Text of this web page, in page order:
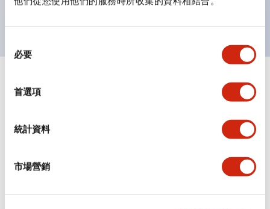
必要
首選項
統計資料
市場營銷
規格 顯示全部+